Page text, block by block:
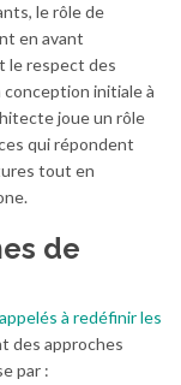
le rôle de
en avant
le respect des
conception initiale à
joue un rôle
qui répondent
tout en
de
à redéfinir les
des approches
par :